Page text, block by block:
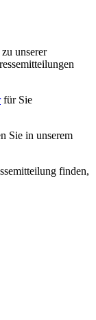
unserer
für Sie
Sie in unserem
finden,